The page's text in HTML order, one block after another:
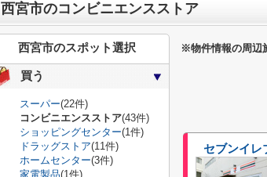
西宮市のコンビニエンスストア
※物件情報の周辺
セブンイレ
西宮市のスポット選択
買う
スーパー(22件)
コンビニエンスストア(43件)
ショッピングセンター(1件)
ドラッグストア(11件)
ホームセンター(3件)
家電製品(1件)